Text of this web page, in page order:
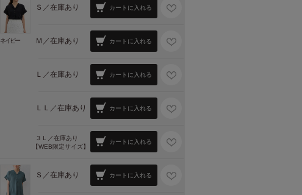
ネイビー
Ｓ／在庫あり カートに入れる
Ｍ／在庫あり カートに入れる
Ｌ／在庫あり カートに入れる
ＬＬ／在庫あり カートに入れる
３Ｌ／在庫あり
【WEB限定サイズ】
カートに入れる
Ｓ／在庫あり カートに入れる